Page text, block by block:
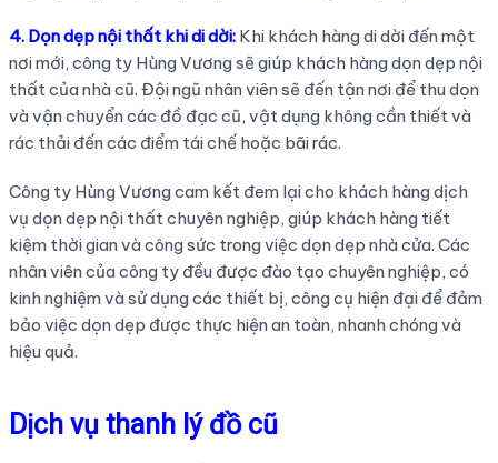
4. Dọn dẹp nội thất khi di dời: Khi khách hàng di dời đến một
nơi mới, công ty Hùng Vương sẽ giúp khách hàng dọn dẹp nội
thất của nhà cũ. Đội ngũ nhân viên sẽ đến tận nơi để thu dọn
và vận chuyển các đồ đạc cũ, vật dụng không cần thiết và
rác thải đến các điểm tái chế hoặc bãi rác.
Công ty Hùng Vương cam kết đem lại cho khách hàng dịch
vụ dọn dẹp nội thất chuyên nghiệp, giúp khách hàng tiết
kiệm thời gian và công sức trong việc dọn dẹp nhà cửa. Các
nhân viên của công ty đều được đào tạo chuyên nghiệp, có
kinh nghiệm và sử dụng các thiết bị, công cụ hiện đại để đảm
bảo việc dọn dẹp được thực hiện an toàn, nhanh chóng và
hiệu quả.
Dịch vụ thanh lý đồ cũ